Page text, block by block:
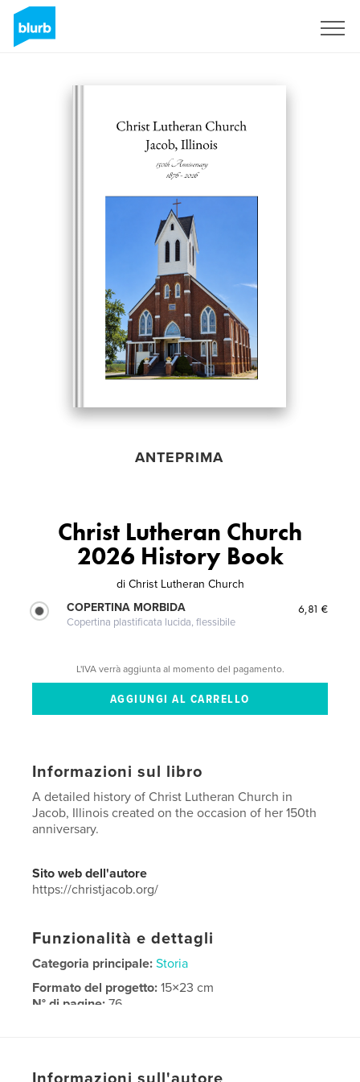
ANTEPRIMA
Christ Lutheran Church
2026 History Book
di Christ Lutheran Church
COPERTINA MORBIDA
Copertina plastificata lucida, flessibile
6,81 €
L'IVA verrà aggiunta al momento del pagamento.
Informazioni sul libro
A detailed history of Christ Lutheran Church in
Jacob, Illinois created on the occasion of her 150th
anniversary.
Sito web dell'autore
https://christjacob.org/
Funzionalità e dettagli
Categoria principale: Storia
Formato del progetto:15×23 cm
N° di pagine:76